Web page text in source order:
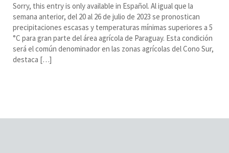
Sorry, this entry is only available in Español. Al igual que la
semana anterior, del 20 al 26 de julio de 2023 se pronostican
precipitaciones escasas y temperaturas mínimas superiores a 5
°C para gran parte del área agrícola de Paraguay. Esta condición
será el común denominador en las zonas agrícolas del Cono Sur,
destaca […]